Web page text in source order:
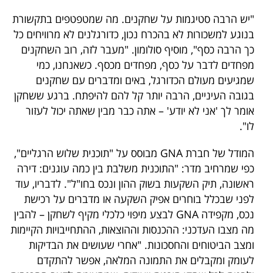
אדום
פרסמו
באייס
עקבו
"יש הרבה סטיגמות על שחקנים. מה שמטפטפים בתקשורת
בנוגע למשכורות לא בהכרח נכון, כדורגלנים לא מרוויחים כל
כך הרבה כסף", מוסיף סולומון. "מעבר לזה, רוב השחקנים
מפחדים לדבר על כסף, מפחדים מכסף. כשאנחנו, כמי
שמגיעים מעולם הכדורגל, באים ומדברים עם שחקנים
בגובה העיניים, הרבה יותר קל להם להיפתח. ברגע ששחקן
אומר לך 'אני לא יודע' – אתה כבר מבין שאתה יכול לעזור
לו".
המודל של חברתGNA מבוסס על "תוכנית שלוש הרגליים",
כפי שמרחיב מדר: "התוכנית משלבת בין כמה עוגנים: דירה
ראשונה, תיק השקעות בשוק ההון ונכס בחו"ל". לדבריו, עוד
לפני שבכלל בוחרים אפיק השקעה או מדברים על רכישת
נכס, מקפידהGNA לבצע מיפוי כלכלי מקיף לשחקן – להבין
מה מצבו העדכני: ההכנסות וההוצאות, ההתחייבויות הקיימות
ומצב הביטוחים והחסכונות. "אחרי שעושים את הבדיקות
לעומק ומקבלים את התמונה המלאה, אפשר להתקדם